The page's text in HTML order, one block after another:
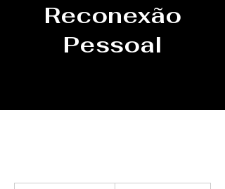
Reconexão
Pessoal